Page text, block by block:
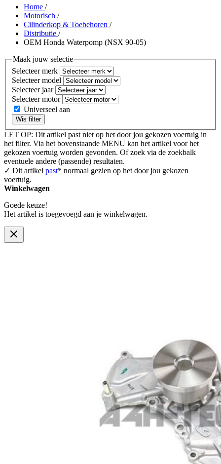
Home /
Motorisch /
Cilinderkop & Toebehoren /
Distributie /
OEM Honda Waterpomp (NSX 90-05)
Maak jouw selectie
Selecteer merk
Selecteer model
Selecteer jaar
Selecteer motor
Universeel aan
Wis filter
LET OP: Dit artikel past niet op het door jou gekozen voertuig in
het filter. Via het bovenstaande MENU kan het artikel voor het
gekozen voertuig worden gevonden. Of zoek via de zoekbalk
eventuele andere (passende) resultaten.
✓ Dit artikel past* normaal gezien op het door jou gekozen
voertuig.
Winkelwagen
Goede keuze!
Het artikel is toegevoegd aan je winkelwagen.